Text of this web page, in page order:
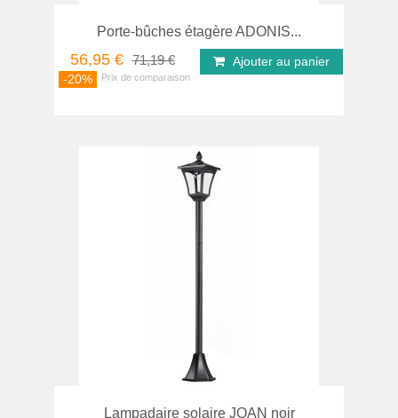
Porte-bûches étagère ADONIS...
56,95 € 71,19 €
-20%
Ajouter au panier
Lampadaire solaire JOAN noir